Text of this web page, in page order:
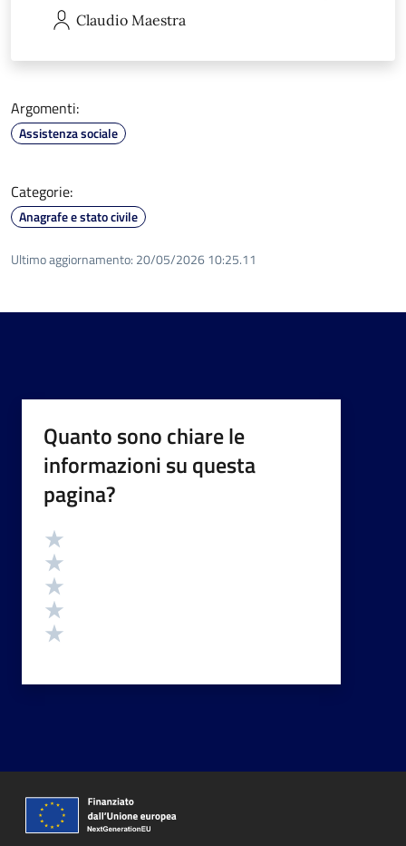
Claudio Maestra
Argomenti:
Assistenza sociale
Categorie:
Anagrafe e stato civile
Ultimo aggiornamento: 20/05/2026 10:25.11
Quanto sono chiare le
informazioni su questa
pagina?
Valutazione